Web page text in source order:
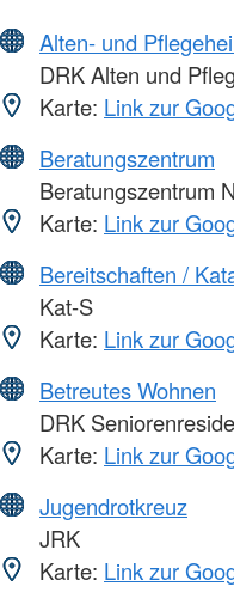
Alten- und
DRK Alten und
Karte: Link zur
Beratungszentrum
Beratungszentrum
Karte: Link zur
Bereitschaften /
Kat-S
Karte: Link zur
Betreutes Wohnen
DRK
Karte: Link zur
Jugendrotkreuz
JRK
Karte: Link zur